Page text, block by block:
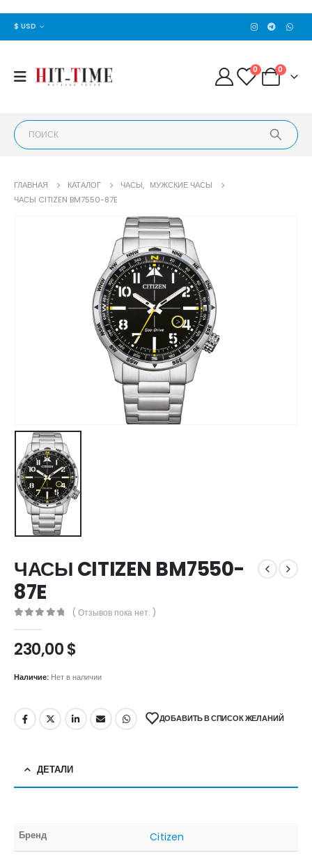
$ USD
0 0
ГЛАВНАЯ КАТАЛОГ ЧАСЫ, МУЖСКИЕ ЧАСЫ
ЧАСЫ CITIZEN BM7550-87E
ЧАСЫ CITIZEN BM7550-
87E
( Отзывов пока нет. )
230,00$
Наличие: Нет в наличии
ДОБАВИТЬ В СПИСОК ЖЕЛАНИЙ
ДЕТАЛИ
Бренд Citizen